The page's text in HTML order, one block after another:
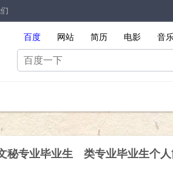
百度 网站 简历 电影 音
秘专业毕业生 类专业毕业生个人